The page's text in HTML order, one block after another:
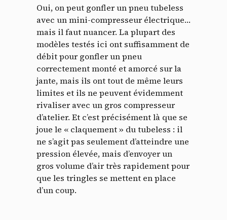
Oui, on peut gonfler un pneu tubeless
avec un mini-compresseur électrique…
mais il faut nuancer. La plupart des
modèles testés ici ont suffisamment de
débit pour gonfler un pneu
correctement monté et amorcé sur la
jante, mais ils ont tout de même leurs
limites et ils ne peuvent évidemment
rivaliser avec un gros compresseur
d’atelier. Et c’est précisément là que se
joue le « claquement » du tubeless : il
ne s’agit pas seulement d’atteindre une
pression élevée, mais d’envoyer un
gros volume d’air très rapidement pour
que les tringles se mettent en place
d’un coup.